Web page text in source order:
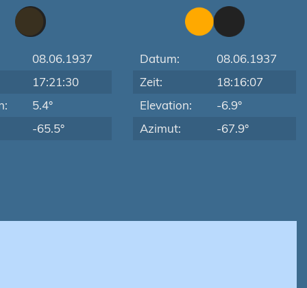
08.06.1937
17:21:30
5.4°
-65.5°
Datum:
08.06.1937
Zeit:
18:16:07
Elevation:
-6.9°
Azimut:
-67.9°